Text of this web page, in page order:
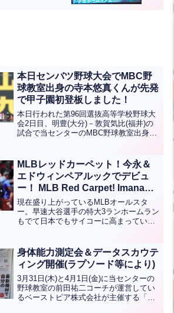
本日センバツ野球大会でMBC野
球教室出身の寺本悠真くんが先発
で甲子園初登板しました！
本日行われた第96回選抜高等学校野球大
会2日目、明豊(大分)－敦賀気比(福井)の
試合で当センターのMBC野球教室出身で
アウトを取るピッチングで6回の途中まで
投げましたが...全文はクリック
MLBレッドカーペット！今永＆
エドウィンペアルックでデビュ
ー！ MLB Red Carpet! Imanaga
and Edwin debut in matching
outfits【ENG CHT KOR JPN】
現在盛り上がっているMLBオールスタ
ー。早速大谷選手の特大3ランホームラン
もでて日本でもサイコーに高まっている
ます。試合に先立って行われたレッドカ
ーペットショーでなんと...全文はクリッ
ク
身体能力測定会＆データスカウテ
ィング開催(ラプソード等により)
3月31日(木)と4月1日(金)に当センターの
野球教室の前田祐二コーチが運営してい
るベーストピア株式会社が主催する「身